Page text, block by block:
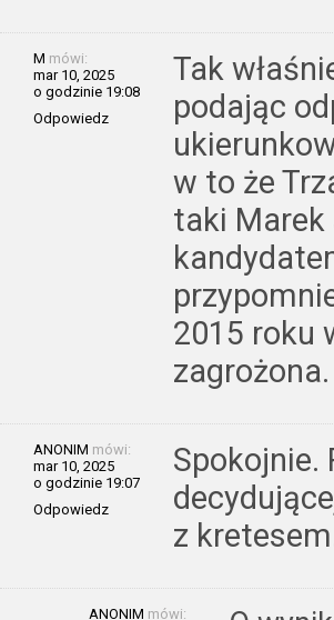
M mówi:
mar 10, 2025
o godzinie 19:08
Odpowiedz
Tak
podając
w to że
taki
2015 roku
zagrożona.
ANONIM mówi:
mar 10, 2025
o godzinie 19:07
Odpowiedz
Spokojnie.
z
ANONIM mówi: